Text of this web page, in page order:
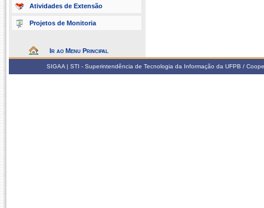
Atividades de Extensão
Projetos de Monitoria
Ir ao Menu Principal
SIGAA | STI - Superintendência de Tecnologia da Informação da UFPB /